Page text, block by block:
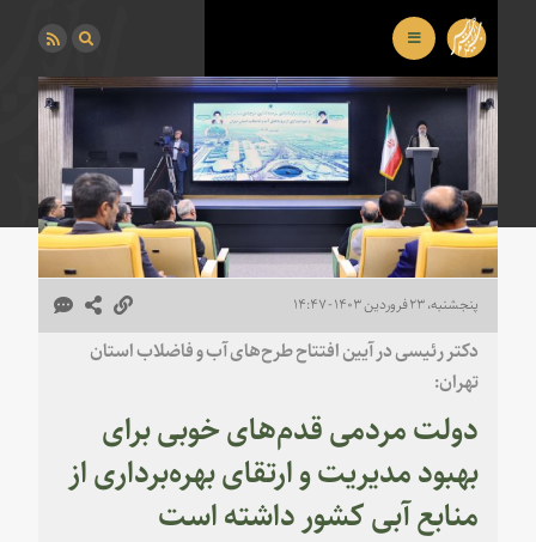
پنجشنبه، ۲۳ فروردین ۱۴۰۳ - ۱۴:۴۷
دکتر رئیسی در آیین افتتاح طرح‌های آب و فاضلاب استان
تهران:
دولت مردمی قدم‌های خوبی برای
بهبود مدیریت و ارتقای بهره‌برداری از
منابع آبی کشور داشته است